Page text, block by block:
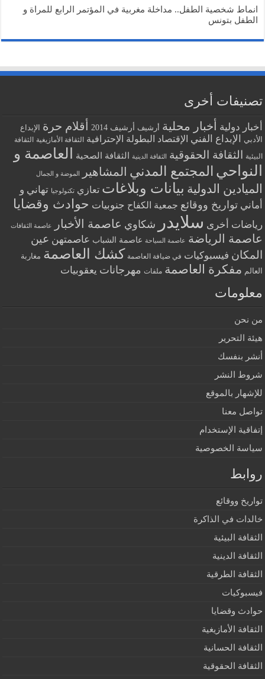
انماط شخصية الطفل.. مداخلة مغربية في المؤتمر الرابع للمراة و
الطفل بتونس
تصنيفات أخرى
أخبار دولية أخبار محلية أرشيف أرشيف 2014 أقلام حرة
الإبداع
الأدبي
الإبداع الفني الإقتصاد البطولة الإحترافية الثقافة الأمازيغية الثقافة
البيئية الثقافة الحقوقية الثقافة الدينية الثقافة الصحية
العاصمة و
النواحي المجتمع المدني المشاهير الموضة و الجمال
الميادين الدولية بيانات وبلاغات تعازي تكنولوجيا تهاني و
أماني تواريخ ووقائع جمعية الكفاح جنوبيات حوادث وقضايا
رياضات أخرى سلايدر شكاوي عاصمة الأخبار عاصمة الثقافات
عاصمة الرياضة عاصمة السياحة عاصمة الشباب عاصمتهن عين
المكان فيسبوكيات في ضيافة العاصمة كشك العاصمة مغاربة
العالم مفكرة العاصمة ملفات مهرجانات يعقوبيات
معلومات
من نحن
هيئة التحرير
أنشر بنفسك
شروط النشر
للإشهار بالموقع
تواصل معنا
إتفاقية الإستخدام
سياسة الخصوصية
روابط
تواريخ ووقائع
خالدات في الذاكرة
الثقافة البيئية
الثقافة الدينية
الثقافة الطرقية
فيسبوكيات
حوادث وقضايا
الثقافة الأمازيغية
الثقافة الحسانية
الثقافة الحقوقية